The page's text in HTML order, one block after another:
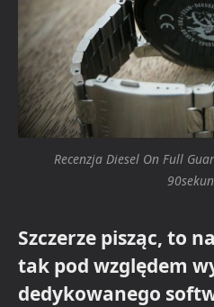
Recenzja Diesel On Full
Szczerze pisząc, to
tak pod względem
dedykowanego